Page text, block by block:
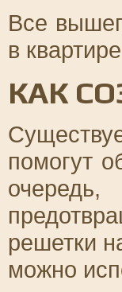
Все
в
КАК
помогут
решетки
можно